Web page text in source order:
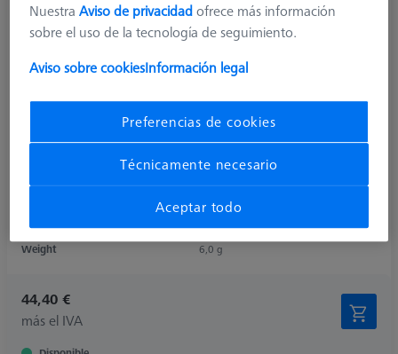
Position
Material
Steel
Steel
Connection Type
M5
8,0 mm
Application
Connect
Weight
6,0 g
44,40 €
más el IVA
NuestraAviso de privacidadofrece más información
sobre el uso de la tecnología de seguimiento.
Aviso sobre cookiesInformación legal
Preferencias de cookies
Técnicamente necesario
Aceptar todo